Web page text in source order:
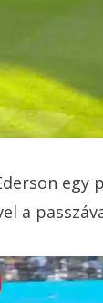
egy
a